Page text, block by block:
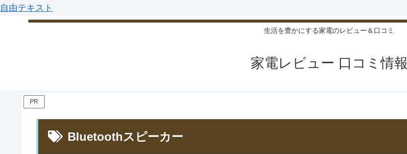
自由テキスト
生活を豊かにする家電のレビュー＆口コミ
家電レビュー 口コミ情報
PR
Bluetoothスピーカー